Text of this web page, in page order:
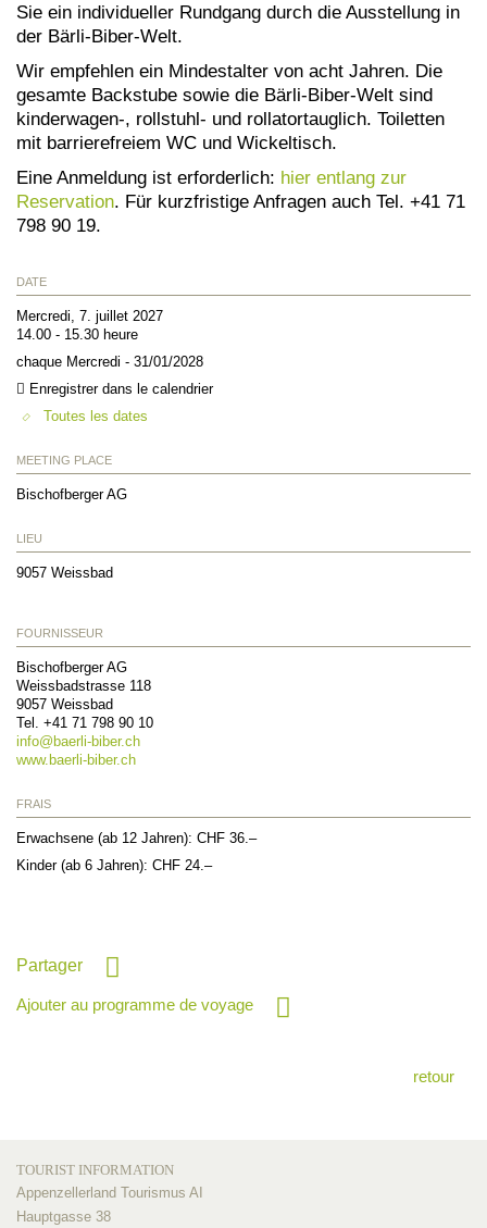
Sie ein individueller Rundgang durch die Ausstellung in
der Bärli-Biber-Welt.
Wir empfehlen ein Mindestalter von acht Jahren. Die
gesamte Backstube sowie die Bärli-Biber-Welt sind
kinderwagen-, rollstuhl- und rollatortauglich. Toiletten
mit barrierefreiem WC und Wickeltisch.
Eine Anmeldung ist erforderlich: hier entlang zur
Reservation . Für kurzfristige Anfragen auch Tel. +41 71
798 90 19.
DATE
Mercredi, 7. juillet 2027
14.00 - 15.30 heure
chaque Mercredi - 31/01/2028
Enregistrer dans le calendrier
Toutes les dates
MEETING PLACE
Bischofberger AG
LIEU
9057 Weissbad
FOURNISSEUR
Bischofberger AG
Weissbadstrasse 118
9057 Weissbad
Tel. +41 71 798 90 10
info@ baerli-biber.ch
www.baerli-biber.ch
FRAIS
Erwachsene (ab 12 Jahren): CHF 36.–
Kinder (ab 6 Jahren): CHF 24.–
Partager
Ajouter au programme de voyage
retour
TOURIST INFORMATION
Appenzellerland Tourismus AI
Hauptgasse 38